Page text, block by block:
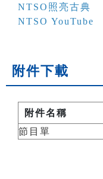
NTSO照亮古典
NTSO YouTube
附件下載
附件名稱
節目單